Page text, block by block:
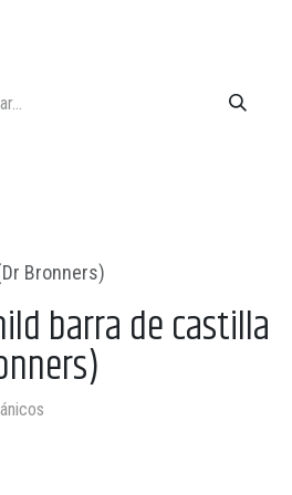
Bronners)
barra de castilla